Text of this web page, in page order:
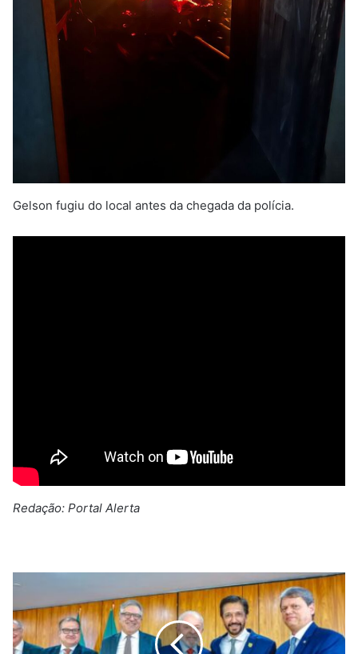
Gelson fugiu do local antes da chegada da polícia.
Redação: Portal Alerta